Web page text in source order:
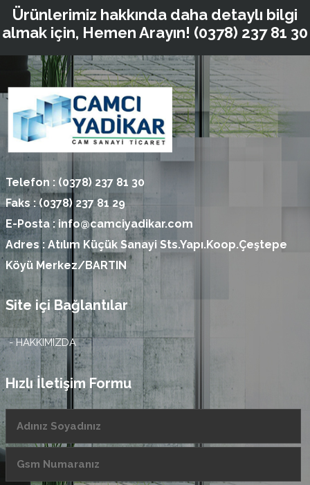
Ürünlerimiz hakkında daha detaylı bilgi
almak için, Hemen Arayın! (0378) 237 81 30
Telefon : (0378) 237 81 30
Faks :(0378) 237 81 29
E-Posta : info@camciyadikar.com
Adres : Atılım Küçük Sanayi Sts.Yapı.Koop.Çeştepe
Köyü Merkez/BARTIN
Site içi Bağlantılar
- HAKKIMIZDA
Hızlı İletişim Formu